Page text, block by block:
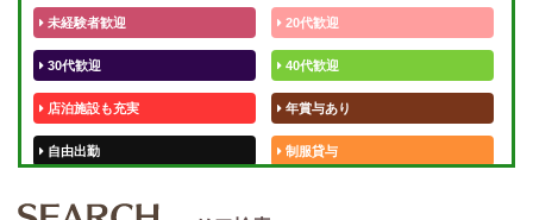
未経験者歓迎 20代歓迎
30代歓迎 40代歓迎
店泊施設も充実 年賞与あり
自由出勤 制服貸与